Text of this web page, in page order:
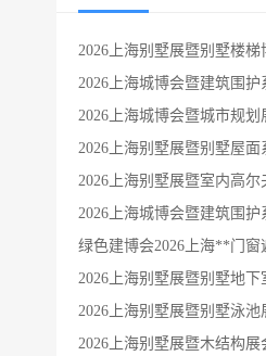
2026上海别墅展暨别墅楼梯
2026上海城博会暨建筑围护
2026上海城博会暨城市规划
2026上海别墅展暨别墅屋面
2026上海别墅展暨室内高尔
2026上海城博会暨建筑围护
绿色建博会2026上海**门窗
2026上海别墅展暨别墅地下
2026上海别墅展暨别墅泳池
2026上海别墅展暨木结构展